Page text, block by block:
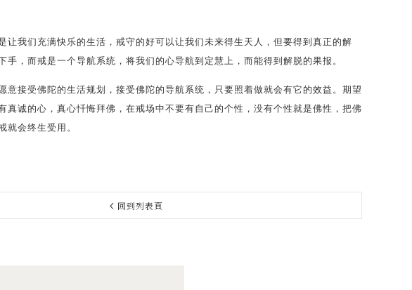
让我们充满快乐的生活，戒守的好可以让我们未来得生天人，但要得到真正的解
手，而戒是一个导航系统，将我们的心导航到定慧上，而能得到解脱的果报。
意接受佛陀的生活规划，接受佛陀的导航系统，只要照着做就会有它的效益。期望
真诚的心，真心忏悔拜佛，在戒场中不要有自己的个性，没有个性就是佛性，把佛
就会终生受用。
回到列表頁